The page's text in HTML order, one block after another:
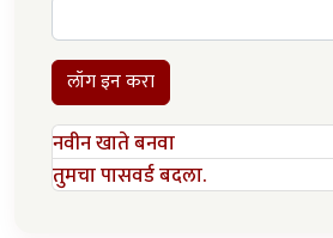
लॉग इन करा
नवीन खाते बनवा
तुमचा पासवर्ड बदला.